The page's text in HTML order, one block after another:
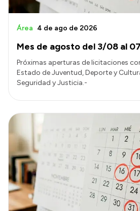
Compras y licitaciones
Consulta de expedientes
Intranet
Login
Mes de agosto del 3/08 al
Área 4 de ago de 2026
Próximas aperturas de licitaciones
Estado de Juventud, Deporte y
Seguridad y Justicia.-